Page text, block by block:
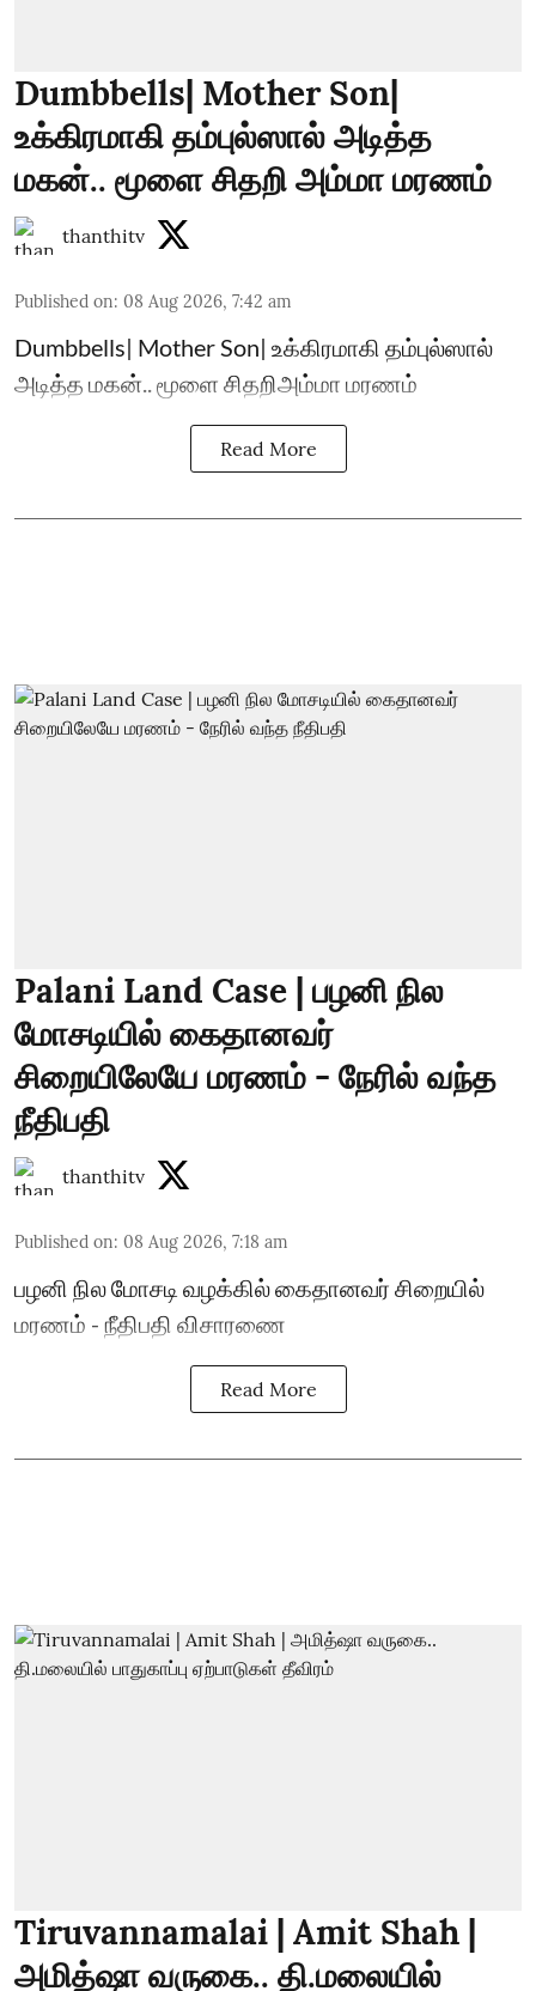
Dumbbells| Mother Son|
உக்கிரமாகி தம்புல்ஸால் அடித்த
மகன்.. மூளை சிதறி அம்மா மரணம்
thanthitv
Published on: 08 Aug 2026, 7:42 am
Dumbbells| Mother Son| உக்கிரமாகி தம்புல்ஸால்
அடித்த மகன்.. மூளை சிதறிஅம்மா மரணம்
Read More
Palani Land Case | பழனி நில
மோசடியில் கைதானவர்
சிறையிலேயே மரணம் - நேரில் வந்த
நீதிபதி
thanthitv
Published on: 08 Aug 2026, 7:18 am
பழனி நில மோசடி வழக்கில் கைதானவர் சிறையில்
மரணம் - நீதிபதி விசாரணை
Read More
Tiruvannamalai | Amit Shah |
அமித்ஷா வருகை.. தி.மலையில்